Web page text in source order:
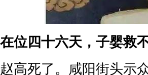
在位四十六天，子婴救
赵高死了。咸阳街头示